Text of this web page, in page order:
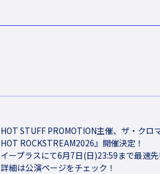
HOT STUFF PROMOTION主催、ザ・ク
HOT ROCKSTREAM2026』開催決定！
イープラスにて6月7日(日)23:59まで最速先
詳細は公演ページをチェック！